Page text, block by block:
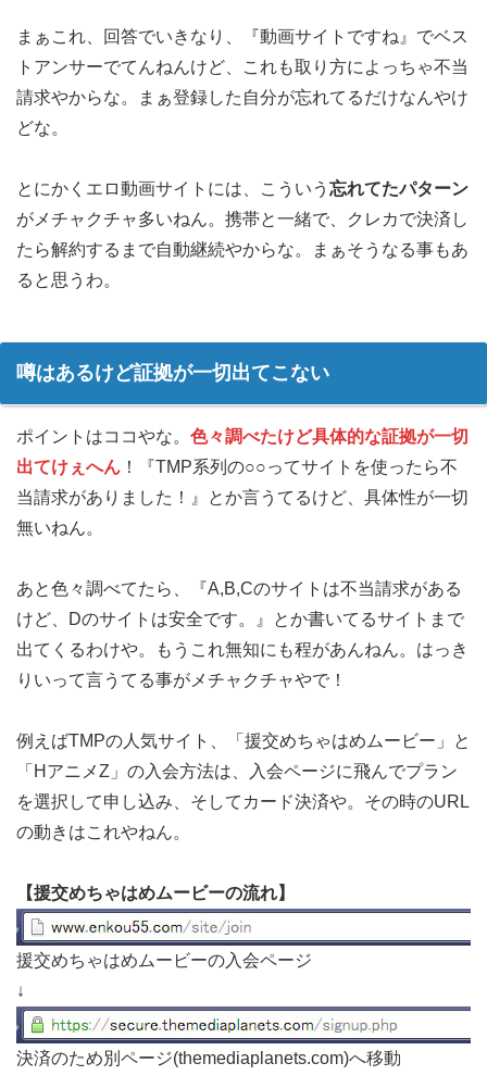
まぁこれ、回答でいきなり、『動画サイトですね』でベス
トアンサーでてんねんけど、これも取り方によっちゃ不当
請求やからな。まぁ登録した自分が忘れてるだけなんやけ
どな。
とにかくエロ動画サイトには、こういう 忘れてたパターン
がメチャクチャ多いねん。携帯と一緒で、クレカで決済し
たら解約するまで自動継続やからな。まぁそうなる事もあ
ると思うわ。
噂はあるけど証拠が一切出てこない
ポイントはココやな。 色々調べたけど具体的な証拠が一切
出てけぇへん ！『TMP系列の○○ってサイトを使ったら不
当請求がありました！』とか言うてるけど、具体性が一切
無いねん。
あと色々調べてたら、『A,B,Cのサイトは不当請求がある
けど、Dのサイトは安全です。』とか書いてるサイトまで
出てくるわけや。もうこれ無知にも程があんねん。はっき
りいって言うてる事がメチャクチャやで！
例えばTMPの人気サイト、「援交めちゃはめムービー」と
「HアニメZ」の入会方法は、入会ページに飛んでプラン
を選択して申し込み、そしてカード決済や。その時のURL
の動きはこれやねん。
【援交めちゃはめムービーの流れ】
援交めちゃはめムービーの入会ページ
↓
決済のため別ページ(themediaplanets.com)へ移動